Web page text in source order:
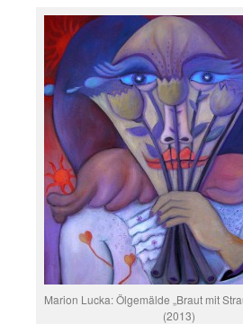
Marion Lucka: Ölgemälde „Braut mit
(2013)